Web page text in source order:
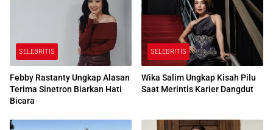
SELEBRITIS
Febby Rastanty Ungkap Alasan
Terima Sinetron Biarkan Hati
Bicara
SELEBRITIS
Wika Salim Ungkap Kisah Pilu
Saat Merintis Karier Dangdut